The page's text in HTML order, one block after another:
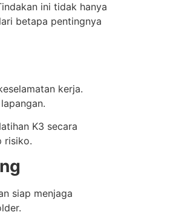
ini tidak hanya
betapa pentingnya
kerja.
K3 secara
risiko.
siap menjaga